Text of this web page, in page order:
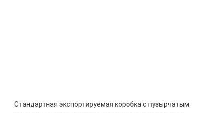
Стандартная экспортируемая коробка с пузырчатым